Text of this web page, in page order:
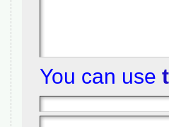
You can use